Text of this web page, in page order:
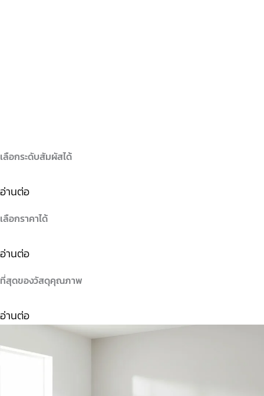
เลือกระดับสัมผัสได้
อ่านต่อ
เลือกราคาได้
อ่านต่อ
ที่สุดของวัสดุคุณภาพ
อ่านต่อ